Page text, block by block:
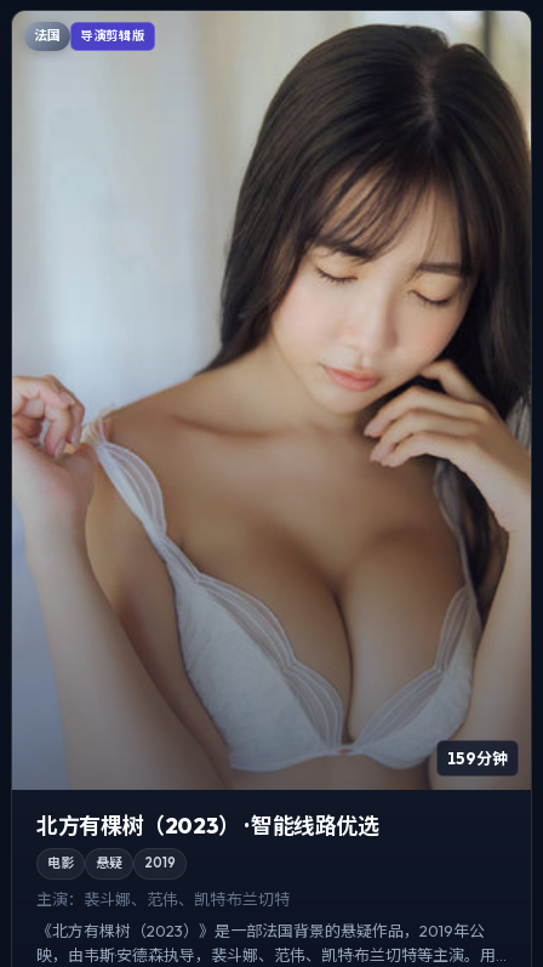
法国 导演剪辑版
159分钟
北方有棵树（2023） · 智能线路优选
电影 悬疑 2019
主演： 裴斗娜、范伟、凯特·布兰切特
《北方有棵树（2023）》是一部法国背景的悬疑作品，2019年公
映，由韦斯·安德森执导，裴斗娜、范伟、凯特·布兰切特等主演。用